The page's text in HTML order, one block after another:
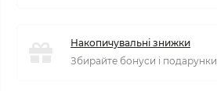
Накопичувальні знижки
Збирайте бонуси і подарунки